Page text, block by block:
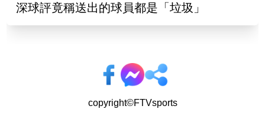
深球評竟稱送出的球員都是「垃圾」
copyright©FTVsports